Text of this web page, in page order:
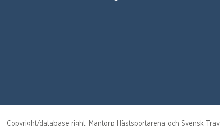
Copyright/database right, Mantorp Hästsportarena och Svensk